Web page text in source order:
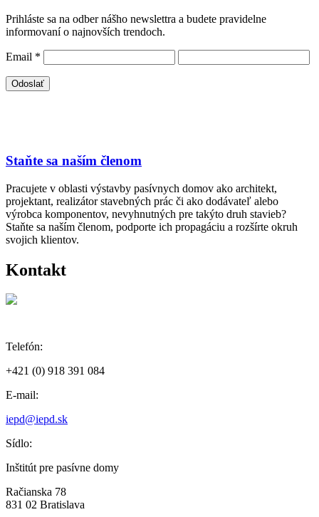
Prihláste sa na odber nášho newslettra a budete pravidelne
informovaní o najnovších trendoch.
Email *
Staňte sa naším členom
Pracujete v oblasti výstavby pasívnych domov ako architekt,
projektant, realizátor stavebných prác či ako dodávateľ alebo
výrobca komponentov, nevyhnutných pre takýto druh stavieb?
Staňte sa naším členom, podporte ich propagáciu a rozšírte okruh
svojich klientov.
Kontakt
Telefón:
+421 (0) 918 391 084
E-mail:
iepd@iepd.sk
Sídlo:
Inštitút pre pasívne domy
Račianska 78
831 02 Bratislava